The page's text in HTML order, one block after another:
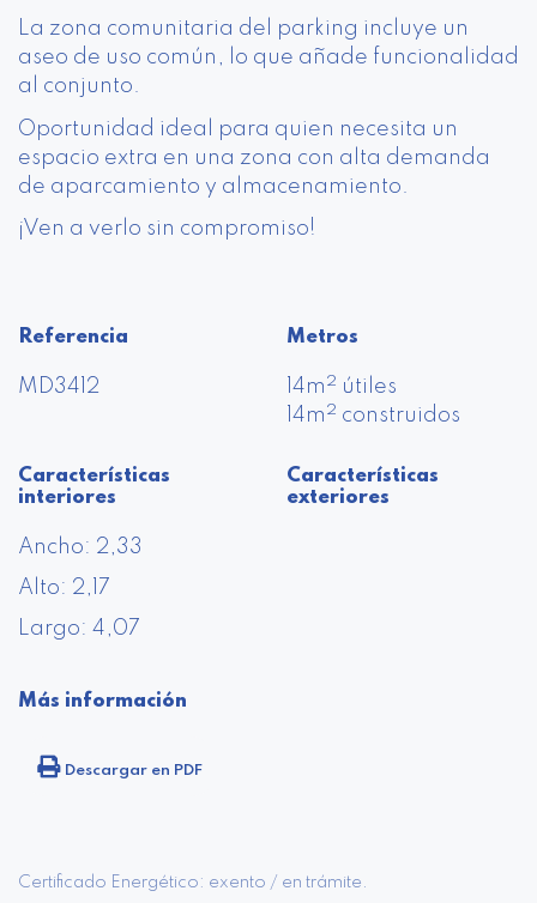
La zona comunitaria del parking incluye un
aseo de uso común, lo que añade funcionalidad
al conjunto.
Oportunidad ideal para quien necesita un
espacio extra en una zona con alta demanda
de aparcamiento y almacenamiento.
¡Ven a verlo sin compromiso!
Referencia
MD3412
Metros
14m 2 útiles
14m 2 construidos
Características
interiores
Ancho: 2,33
Alto: 2,17
Largo: 4,07
Características
exteriores
Más información
Descargar en PDF
Certificado Energético: exento / en trámite.